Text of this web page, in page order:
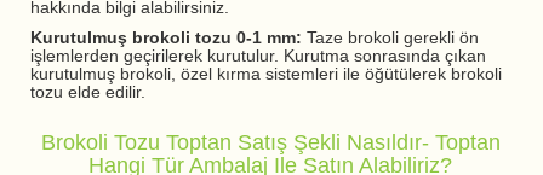
hakkında bilgi alabilirsiniz.
Kurutulmuş brokoli tozu 0-1 mm: Taze brokoli gerekli ön
işlemlerden geçirilerek kurutulur. Kurutma sonrasında çıkan
kurutulmuş brokoli, özel kırma sistemleri ile öğütülerek brokoli
tozu elde edilir.
Brokoli Tozu Toptan Satış Şekli Nasıldır- Toptan
Hangi Tür Ambalaj Ile Satın Alabiliriz?